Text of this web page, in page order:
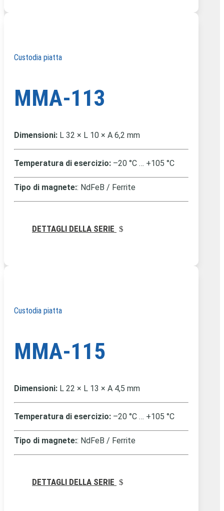
Custodia piatta
MMA-113
Dimensioni: L 32 × L 10 × A 6,2 mm
Temperatura di esercizio: –20 °C … +105 °C
Tipo di magnete:: NdFeB / Ferrite
DETTAGLI DELLA SERIE
Custodia piatta
MMA-115
Dimensioni: L 22 × L 13 × A 4,5 mm
Temperatura di esercizio: –20 °C … +105 °C
Tipo di magnete:: NdFeB / Ferrite
DETTAGLI DELLA SERIE